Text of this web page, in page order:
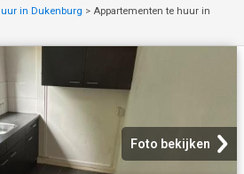
in Dukenburg > Appartementen te huur in
Foto bekijken